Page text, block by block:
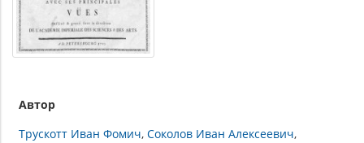
Автор
Трускотт Иван Фомич Соколов Иван Алексеевич